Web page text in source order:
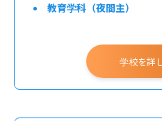
教育学科（夜間主）
学校を詳